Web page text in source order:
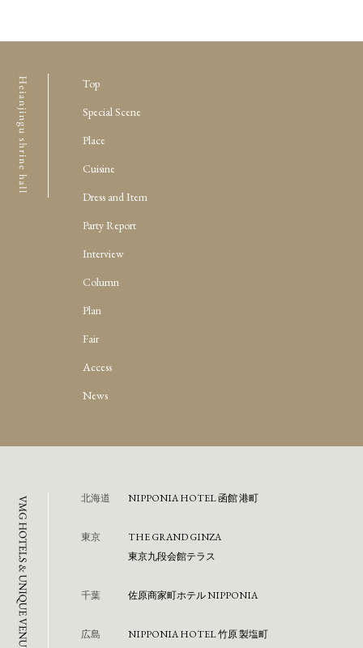
Top
Special Scene
Place
Cuisine
Dress and Item
Party Report
Interview
Column
Plan
Fair
Access
News
北海道 NIPPONIA HOTEL 函館 港町
東京
THE GRAND GINZA
東京九段会館テラス
千葉 佐原商家町ホテル NIPPONIA
広島 NIPPONIA HOTEL 竹原 製塩町